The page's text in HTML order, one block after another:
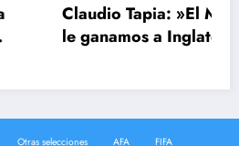
Tapia: »El Mundial se ganó
a Inglaterra»
Otras selecciones AFA FIFA